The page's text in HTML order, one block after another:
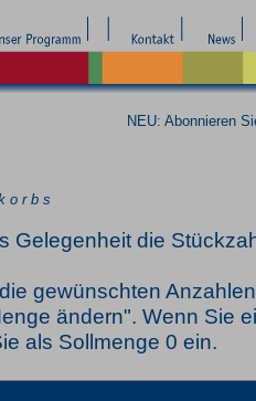
NEU: Abonnieren
o r b s
Gelegenheit die
gewünschten
ändern". Wenn Sie
als Sollmenge 0 ein.